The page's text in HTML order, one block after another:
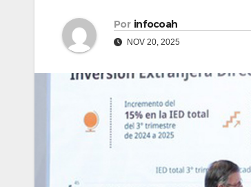
Por infocoah
NOV 20, 2025